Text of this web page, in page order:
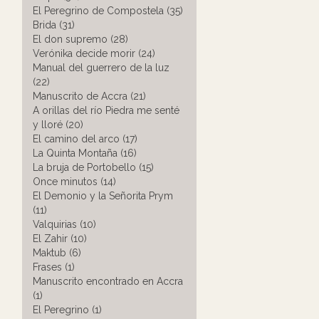
El Peregrino de Compostela (35)
Brida (31)
El don supremo (28)
Verónika decide morir (24)
Manual del guerrero de la luz
(22)
Manuscrito de Accra (21)
A orillas del río Piedra me senté
y lloré (20)
El camino del arco (17)
La Quinta Montaña (16)
La bruja de Portobello (15)
Once minutos (14)
El Demonio y la Señorita Prym
(11)
Valquirias (10)
El Zahir (10)
Maktub (6)
Frases (1)
Manuscrito encontrado en Accra
(1)
El Peregrino (1)